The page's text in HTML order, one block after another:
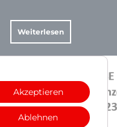
Weiterlesen
Akzeptieren
Ablehnen